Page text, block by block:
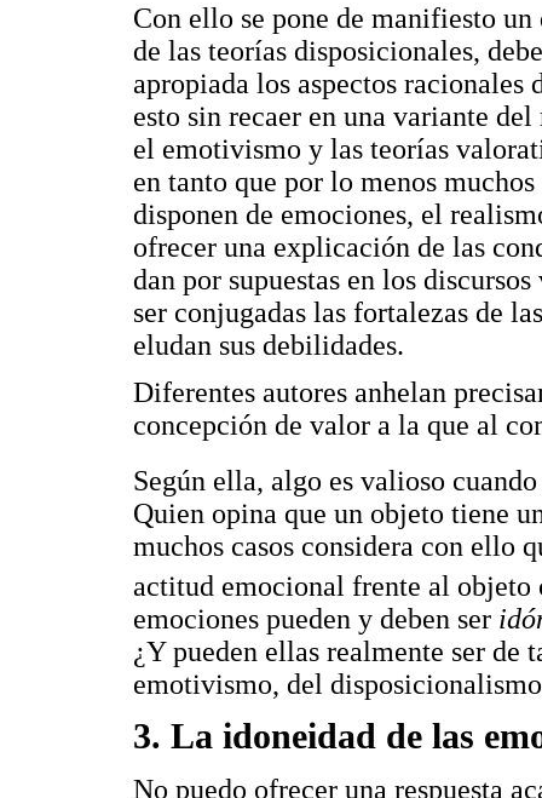
Con ello se pone de manifiesto
de las teorías disposicionales,
apropiada los aspectos racionales
esto sin recaer en una variante
el emotivismo y las teorías
en tanto que por lo menos
disponen de emociones, el
ofrecer una explicación de las
dan por supuestas en los
ser conjugadas las fortalezas de
eludan sus debilidades.
Diferentes autores anhelan
concepción de valor a la que al
Según ella, algo es valioso
Quien opina que un objeto tiene
muchos casos considera con ello
actitud emocional frente al objeto
emociones pueden y deben ser
¿Y pueden ellas realmente ser de
emotivismo, del
3. La idoneidad de las
No puedo ofrecer una respuesta